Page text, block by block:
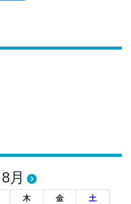
8月
木 金
土